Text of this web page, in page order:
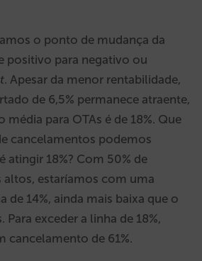
o ponto de mudança da
positivo para negativo ou
. Apesar da menor rentabilidade,
de 6,5% permanece atraente,
média para OTAs é de 18%. Que
cancelamentos podemos
atingir 18%? Com 50% de
altos, estaríamos com uma
de 14%, ainda mais baixa que o
Para exceder a linha de 18%,
cancelamento de 61%.